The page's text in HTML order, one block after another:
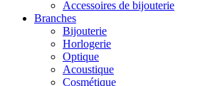
Accessoires de bijouterie
Branches
Bijouterie
Horlogerie
Optique
Acoustique
Cosmétique